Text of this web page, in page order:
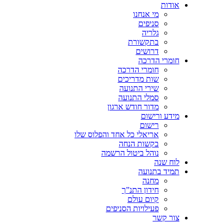
אודות
מי אנחנו
סניפים
גלריה
בתקשורת
דרושים
חומרי הדרכה
חומרי הדרכה
שות מדריכים
שירי התנועה
סמלי התנועה
מדור חודש ארגון
מידע ורישום
רישום
אריאלי כל אחד והפלוס שלו
בקשות הנחה
נוהל ביטול הרשמה
לוח שנה
תמיד בתנועה
מחנה
חידון התנ”ך
קיום עולם
פעילויות הסניפים
צור קשר